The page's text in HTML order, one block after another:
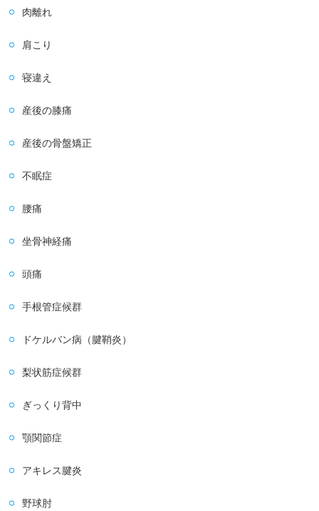
肉離れ
肩こり
寝違え
産後の膝痛
産後の骨盤矯正
不眠症
腰痛
坐骨神経痛
頭痛
手根管症候群
ドケルバン病（腱鞘炎）
梨状筋症候群
ぎっくり背中
顎関節症
アキレス腱炎
野球肘